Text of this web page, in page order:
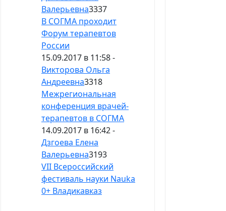
Валерьевна3337
В СОГМА проходит
Форум терапевтов
России
15.09.2017 в 11:58 -
Викторова Ольга
Андреевна3318
Межрегиональная
конференция врачей-
терапевтов в СОГМА
14.09.2017 в 16:42 -
Дзгоева Елена
Валерьевна3193
VII Всероссийский
фестиваль науки Nauka
0+ Владикавказ